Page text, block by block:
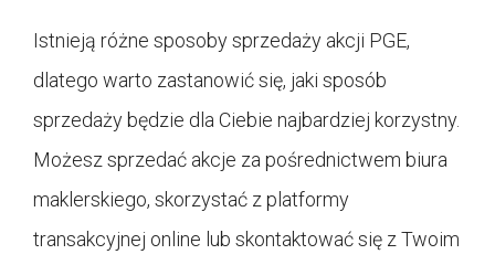
Istnieją różne sposoby sprzedaży akcji PGE,
dlatego warto zastanowić się, jaki sposób
sprzedaży będzie dla Ciebie najbardziej korzystny.
Możesz sprzedać akcje za pośrednictwem biura
maklerskiego, skorzystać z platformy
transakcyjnej online lub skontaktować się z Twoim